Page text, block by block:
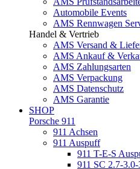
Automobile Events
AMS Rennwagen
Handel & Vertrieb
AMS Versand &
AMS Ankauf &
AMS Zahlungsarten
AMS Verpackung
AMS Datenschutz
AMS Garantie
SHOP
Porsche 911
911 Achsen
911 Auspuff
911 T-E-S
911 SC 2.7-